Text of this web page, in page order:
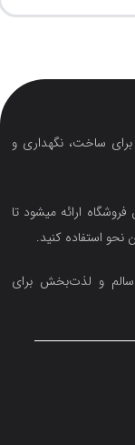
ساخت، نگهداری و
ارائه میشود تا
نحو استفاده کنید.
و لذت‌بخش برای